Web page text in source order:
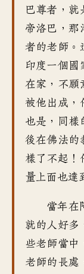
巴尊者 ， 就
帝洛巴 ， 那
者的老師 。
印度一個國
在家 ， 不願
被他出成 ，
也是 ， 同樣
後在佛法的
樣了不起 ！
量上面也達
當年在
就的人好多
些老師當中
老師的長處